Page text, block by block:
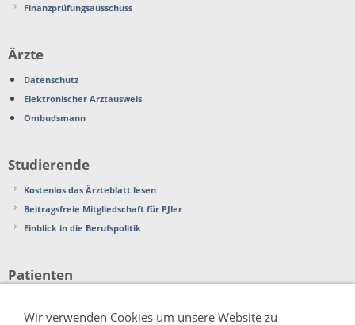
Finanzprüfungsausschuss
Ärzte
Datenschutz
Elektronischer Arztausweis
Ombudsmann
Studierende
Kostenlos das Ärzteblatt lesen
Beitragsfreie Mitgliedschaft für PJler
Einblick in die Berufspolitik
Patienten
Patientenverfügung
Wir verwenden Cookies um unsere Website zu